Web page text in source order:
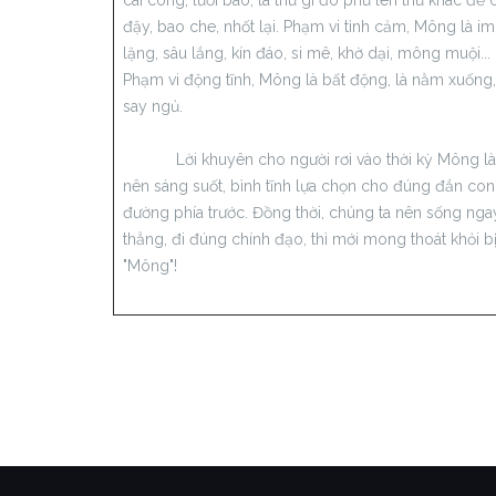
đậy, bao che, nhốt lại. Phạm vi tình cảm, Mông là im
lặng, sâu lắng, kín đáo, si mê, khờ dại, mông muội...
Phạm vi động tĩnh, Mông là bất động, là nằm xuống,
say ngủ.
Lời khuyên cho người rơi vào thời kỳ Mông là
nên sáng suốt, bình tĩnh lựa chọn cho đúng đắn con
đường phía trước. Đồng thời, chúng ta nên sống
thẳng, đi đúng chính đạo, thì mới mong thoát khỏi bị
"Mông"!